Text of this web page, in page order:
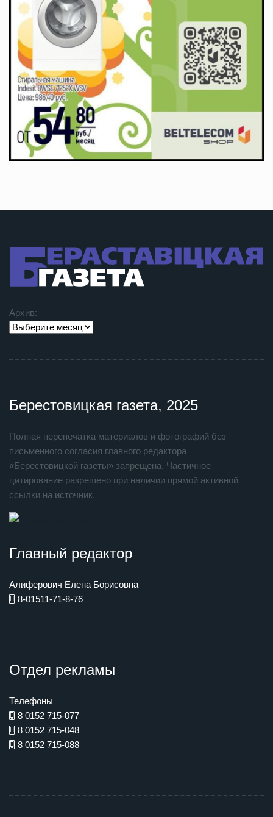
Архив:
Берестовицкая газета, 2025
Полная перепечатка материалов и фотографий без
письменного согласия главного редактора
«Берестовицкой газеты» запрещена. Частичное
цитирование разрешено при наличии прямой активной
ссылки на источник.
Главный редактор
Алиферович Елена Борисовна
8-01511-71-8-76
Отдел рекламы
Телефоны
8 0152 715-077
8 0152 715-048
8 0152 715-088